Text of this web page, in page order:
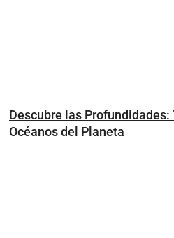
Descubre las Profundidades:
Océanos del Planeta